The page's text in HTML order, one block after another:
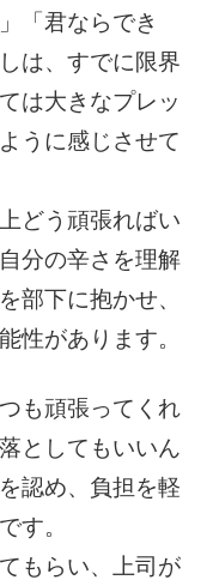
「君ならでき
は、すでに限界
は大きなプレッ
うに感じさせて
どう頑張ればい
分の辛さを理解
部下に抱かせ、
性があります。
も頑張ってくれ
としてもいいん
認め、負担を軽
す。
もらい、上司が